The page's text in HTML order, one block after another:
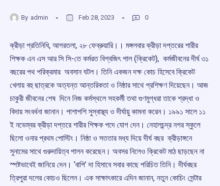
By admin Feb 28, 2023 0
ক্রীড়া প্রতিনিধি, আগরতলা, ২৮ ফেব্রুয়ারি।। মঙ্গলবার ক্রীড়া দপ্তরের শারীর
শিক্ষক এন এস আর সি সি-তে কর্মরত বিশ্বজিৎ পাল (‌ক্রিকেট), কর্মজীবনের দীর্ঘ ৩১
বছরের পথ পরিক্রমার অবসান ঘটল। তিনি একজন দক্ষ কোচ হিসেবে ক্রিকেট
খেলায় বহু ছাত্রকে অত্যন্ত আন্তরিকতা ও নিষ্ঠার সাথে প্রশিক্ষণ দিয়েছেন। আজ
চাকুরী জীবনের শেষ দিনে নিজ কর্মস্থলে সহকর্মী তথা গুণমুগ্ধরা তাকে শ্রদ্ধা ও
বিদায় সংবর্ধনা জানান। পাশাপশি সুস্বাস্থ্য ও দীর্ঘায়ু কামনা করেন। ১৯৯১ সালে ১১
ই নভেম্বর ক্রীড়া দপ্তরে শারীর শিক্ষক পদে যোগ দেন। নেহালচন্দ্র নগর স্কুলে
ছিলো ওনার প্রথম পোস্টিং। নিষ্ঠা ও সততার মধ্য দিয়ে দীর্ঘ বছর ক্রীড়াঙ্গনে
সুনামের সাথে গুরুদায়িত্ব পালন করেছেন। অবসর নিলেও ক্রিকেট মাঠ ছাড়ছেন না
স্পষ্টভাবেই জানিয়ে দেন। ‘‌বাপি’ দা হিসাবে সবার কাছে পরিচিত তিনি। দীর্ঘবছর
ত্রিপুরা দলের কোচও ছিলেন। এক সাক্ষাৎকারে এদিন জানান, নতুন কোচিং সেন্টার